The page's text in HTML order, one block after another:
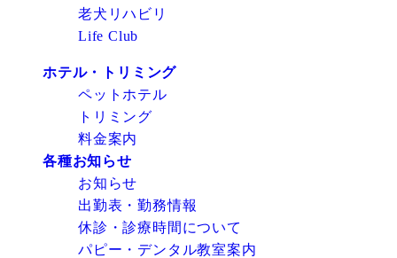
老犬リハビリ
Life Club
ホテル・トリミング
ペットホテル
トリミング
料金案内
各種お知らせ
お知らせ
出勤表・勤務情報
休診・診療時間について
パピー・デンタル教室案内